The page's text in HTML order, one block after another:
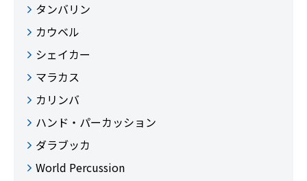
タンバリン
カウベル
シェイカー
マラカス
カリンバ
ハンド・パーカッション
ダラブッカ
World Percussion